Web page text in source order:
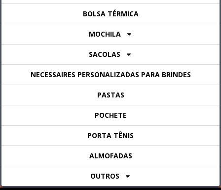
BOLSA TÉRMICA
MOCHILA
SACOLAS
NECESSAIRES PERSONALIZADAS PARA BRINDES
PASTAS
POCHETE
PORTA TÊNIS
ALMOFADAS
OUTROS